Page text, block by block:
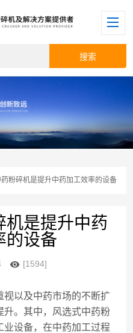
粉碎机是提升中药加工效率的设备
机是提升中药
的设备
[1594]
以及中药市场的不断扩
升。其中，风选式中药粉
设备，在中药加工过程